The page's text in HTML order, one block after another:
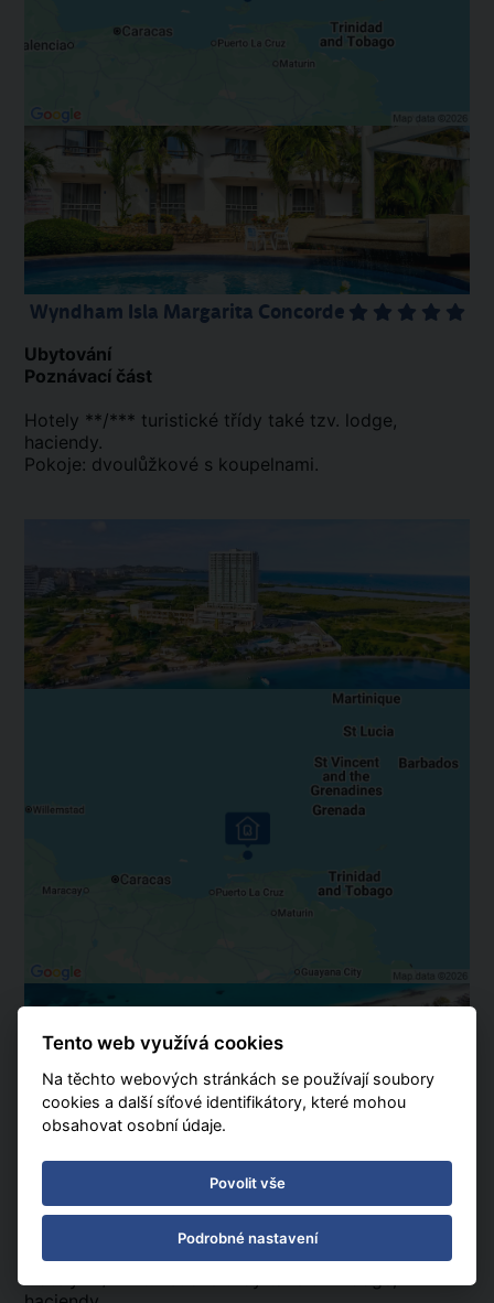
Wyndham Isla Margarita Concorde
Ubytování
Poznávací část
Hotely **/*** turistické třídy také tzv. lodge,
haciendy.
Pokoje: dvoulůžkové s koupelnami.
Ubytování
Tento web využívá cookies
Na těchto webových stránkách se používají soubory
cookies a další síťové identifikátory, které mohou
obsahovat osobní údaje.
Povolit vše
Podrobné nastavení